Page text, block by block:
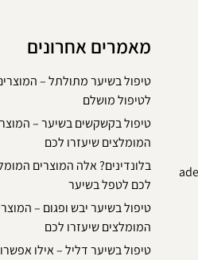
מאמרים אחרונים
טיפול בשיער מתולתל –
לטיפול מושלם
טיפול בקשקשים בשיער –
המומלצים שיעזרו לכם
בלונדינים? אלה המוצרים
לכם לטפל בשיער
טיפול בשיער יבש ופגום –
המומלצים שיעזרו לכם
טיפול בשיער דליל – אילו